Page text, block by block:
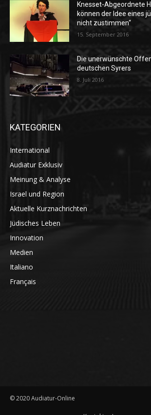
Knesset-Abgeordnete
können der Idee eines
nicht zustimmen“
15. September 2016
Die unerwünschte
deutschen Syrers
8. Juli 2016
KATEGORIEN
International
Audiatur Exklusiv
Meinung & Analyse
Israel und Region
Aktuelle Kurznachrichten
Jüdisches Leben
Innovation
Medien
Italiano
Français
© 2020 Audiatur-Online